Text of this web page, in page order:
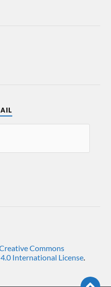
Commons
International License.